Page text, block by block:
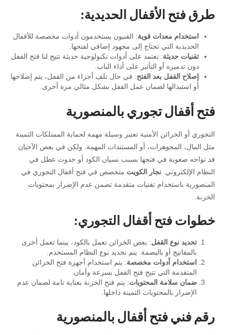
طرق فتح الأقفال الحديدية:
استخدام معدات قوية: الفنيون يستخدمون أدوات مخصصة للأقفال
الحديدية التي تحتاج إلى مجهود إضافي لفتحها.
تقنيات حديثة: نعتمد على أدوات تكنولوجية حديثة تتيح لنا فتح القفل
دون تدميره أو التأثير على أداء الباب.
إصلاح القفل بعد الفتح: في حال تلف أجزاء من القفل، يتم إصلاحها
أو استبدالها لضمان عمل القفل بشكل مثالي مرة أخرى.
فتح أقفال تجوري بالمنصورية
التجوري أو الخزائن الأمنية تعتبر وسيلة مهمة لحماية الممتلكات الثمينة
مثل المال، المجوهرات، أو المستندات المهمة. ولكن في بعض الأحيان
قد تواجه صعوبة في فتحها بسبب نسيان الكود أو حدوث عطل في
النظام الإلكتروني. نجار الكويت متخصص في فتح أقفال التجوري في
المنصورية باستخدام تقنيات متقدمة تضمن عدم الإضرار بمحتويات
الخزنة.
خطوات فتح أقفال التجوري:
تحديد نوع القفل: بعض الخزائن تعمل بالكود، بينما تعمل أخرى
بالمفاتيح أو بالبصمة. يتم تحديد نوع النظام المستخدم.
استخدام أدوات مخصصة: يتم استخدام أجهزة فتح الخزائن
المتقدمة التي تتيح فتح القفل بسرعة وأمان.
ضمان سلامة المحتويات: يتم فتح الخزنة بعناية تامة لضمان عدم
الإضرار بالمحتويات الثمينة داخلها.
رقم فني فتح أقفال بالمنصورية